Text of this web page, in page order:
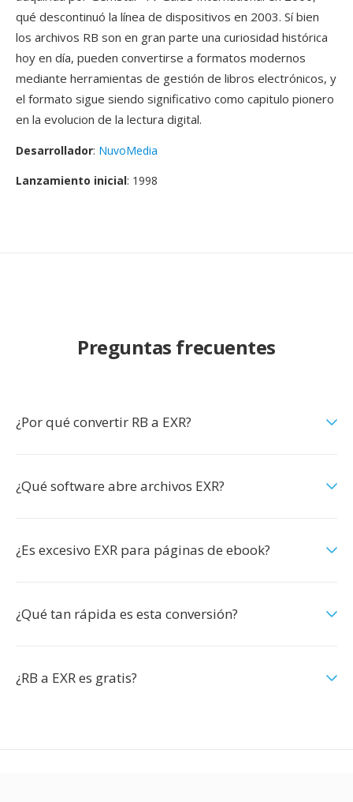
qué descontinuó la línea de dispositivos en 2003. Sí bien
los archivos RB son en gran parte una curiosidad histórica
hoy en día, pueden convertirse a formatos modernos
mediante herramientas de gestión de libros electrónicos, y
el formato sigue siendo significativo como capitulo pionero
en la evolucion de la lectura digital.
Desarrollador: NuvoMedia
Lanzamiento inicial: 1998
Preguntas frecuentes
¿Por qué convertir RB a EXR?
¿Qué software abre archivos EXR?
¿Es excesivo EXR para páginas de ebook?
¿Qué tan rápida es esta conversión?
¿RB a EXR es gratis?